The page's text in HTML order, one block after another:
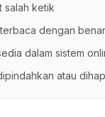
salah ketik
dengan benar
dalam sistem
atau